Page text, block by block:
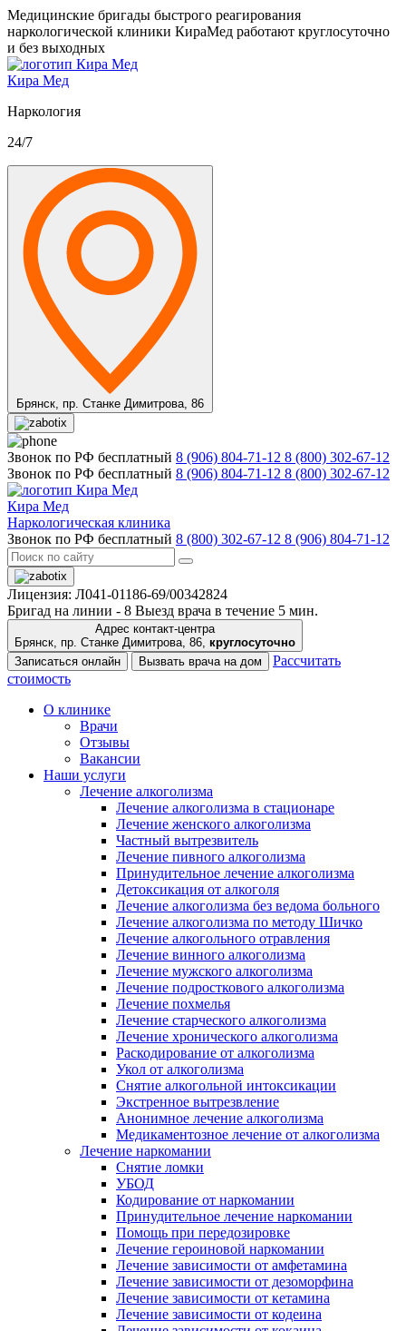
Медицинские бригады быстрого реагирования
наркологической клиники КираМед работают круглосуточно
и без выходных
Кира Мед
Наркология
24/7
Брянск, пр. Станке Димитрова, 86
Звонок по РФ бесплатный 8 (906) 804-71-12 8 (800) 302-67-12
Звонок по РФ бесплатный 8 (906) 804-71-12 8 (800) 302-67-12
Кира Мед
Наркологическая клиника
Звонок по РФ бесплатный 8 (800) 302-67-12 8 (906) 804-71-12
Лицензия: Л041-01186-69/00342824
Бригад на линии - 8 Выезд врача в течение 5 мин.
Адрес контакт-центра
Брянск, пр. Станке Димитрова, 86, круглосуточно
Записаться онлайн
Вызвать врача на дом
Рассчитать
стоимость
О клинике
Врачи
Отзывы
Вакансии
Наши услуги
Лечение алкоголизма
Лечение алкоголизма в стационаре
Лечение женского алкоголизма
Частный вытрезвитель
Лечение пивного алкоголизма
Принудительное лечение алкоголизма
Детоксикация от алкоголя
Лечение алкоголизма без ведома больного
Лечение алкоголизма по методу Шичко
Лечение алкогольного отравления
Лечение винного алкоголизма
Лечение мужского алкоголизма
Лечение подросткового алкоголизма
Лечение похмелья
Лечение старческого алкоголизма
Лечение хронического алкоголизма
Раскодирование от алкоголизма
Укол от алкоголизма
Снятие алкогольной интоксикации
Экстренное вытрезвление
Анонимное лечение алкоголизма
Медикаментозное лечение от алкоголизма
Лечение наркомании
Снятие ломки
УБОД
Кодирование от наркомании
Принудительное лечение наркомании
Помощь при передозировке
Лечение героиновой наркомании
Лечение зависимости от амфетамина
Лечение зависимости от дезоморфина
Лечение зависимости от кетамина
Лечение зависимости от кодеина